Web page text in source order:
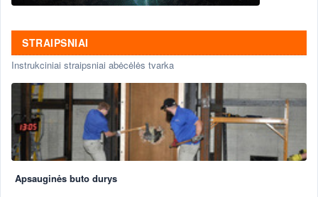
STRAIPSNIAI
Instrukciniai straipsniai abėcėlės tvarka
Apsauginės buto durys